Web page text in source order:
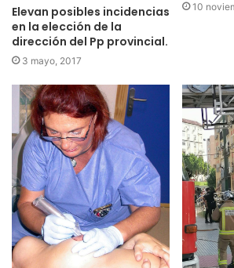
Elevan posibles incidencias
en la elección de la
dirección del Pp provincial.
3 mayo, 2017
10